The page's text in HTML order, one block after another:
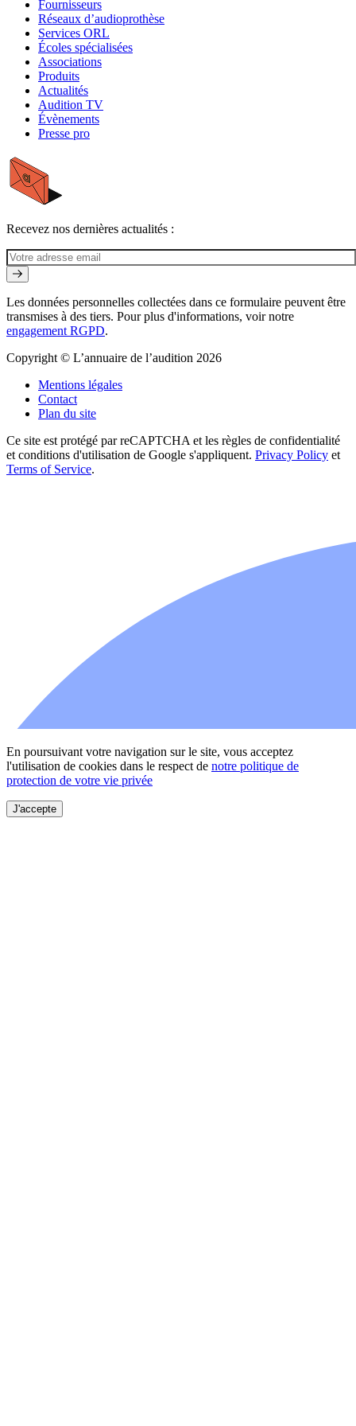
Fournisseurs
Réseaux d’audioprothèse
Services ORL
Écoles spécialisées
Associations
Produits
Actualités
Audition TV
Évènements
Presse pro
Recevez nos dernières actualités :
Les données personnelles collectées dans ce formulaire peuvent être
transmises à des tiers. Pour plus d'informations, voir notre
engagement RGPD.
Copyright © L’annuaire de l’audition 2026
Mentions légales
Contact
Plan du site
Ce site est protégé par reCAPTCHA et les règles de confidentialité
et conditions d'utilisation de Google s'appliquent. Privacy Policy et
Terms of Service.
En poursuivant votre navigation sur le site, vous acceptez
l'utilisation de cookies dans le respect de notre politique de
protection de votre vie privée
J'accepte